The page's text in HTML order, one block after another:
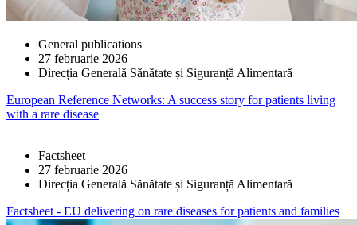
General publications
27 februarie 2026
Direcția Generală Sănătate și Siguranță Alimentară
European Reference Networks: A success story for patients living
with a rare disease
Factsheet
27 februarie 2026
Direcția Generală Sănătate și Siguranță Alimentară
Factsheet - EU delivering on rare diseases for patients and families